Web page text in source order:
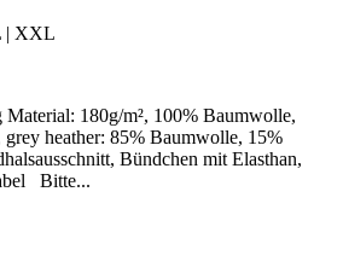
| XXL
Material: 180g/m², 100% Baumwolle,
grey heather: 85% Baumwolle, 15%
Bündchen mit Elasthan,
Bitte...